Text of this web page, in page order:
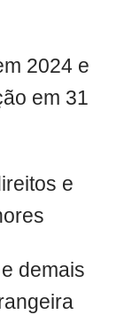
2024 e
em 31
e
demais